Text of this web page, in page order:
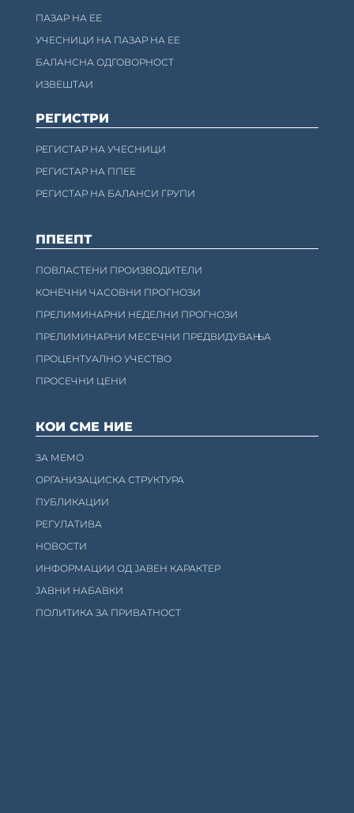
ПАЗАР НА ЕЕ
УЧЕСНИЦИ НА ПАЗАР НА ЕЕ
БАЛАНСНА ОДГОВОРНОСТ
ИЗВЕШТАИ
РЕГИСТРИ
РЕГИСТАР НА УЧЕСНИЦИ
РЕГИСТАР НА ППЕЕ
РЕГИСТАР НА БАЛАНСИ ГРУПИ
ППЕЕПТ
ПОВЛАСТЕНИ ПРОИЗВОДИТЕЛИ
КОНЕЧНИ ЧАСОВНИ ПРОГНОЗИ
ПРЕЛИМИНАРНИ НЕДЕЛНИ ПРОГНОЗИ
ПРЕЛИМИНАРНИ МЕСЕЧНИ ПРЕДВИДУВАЊА
ПРОЦЕНТУАЛНО УЧЕСТВО
ПРОСЕЧНИ ЦЕНИ
КОИ СМЕ НИЕ
ЗА МЕМО
ОРГАНИЗАЦИСКА СТРУКТУРА
ПУБЛИКАЦИИ
РЕГУЛАТИВА
НОВОСТИ
ИНФОРМАЦИИ ОД ЈАВЕН КАРАКТЕР
ЈАВНИ НАБАВКИ
ПОЛИТИКА ЗА ПРИВАТНОСТ